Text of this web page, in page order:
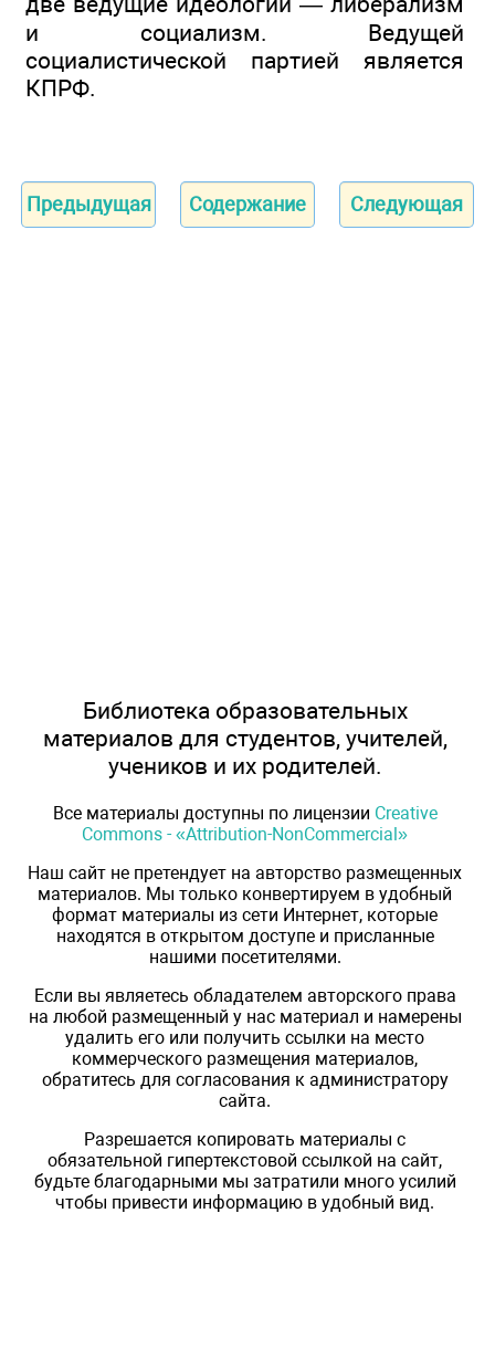
и социализм. Ведущей
социалистической партией является
КПРФ.
Предыдущая Содержание Следующая
Библиотека образовательных
материалов для студентов, учителей,
учеников и их родителей.
Все материалы доступны по лицензии Creative
Commons - «Attribution-NonCommercial»
Наш сайт не претендует на авторство размещенных
материалов. Мы только конвертируем в удобный
формат материалы из сети Интернет, которые
находятся в открытом доступе и присланные
нашими посетителями.
Если вы являетесь обладателем авторского права
на любой размещенный у нас материал и намерены
удалить его или получить ссылки на место
коммерческого размещения материалов,
обратитесь для согласования к администратору
сайта.
Разрешается копировать материалы с
обязательной гипертекстовой ссылкой на сайт,
будьте благодарными мы затратили много усилий
чтобы привести информацию в удобный вид.